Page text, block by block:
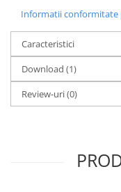
max.1600A
Intreruptoare
Accesorii
Protectii cu fuzibili
Informatii conformitate
Caracteristici
Download (1)
Review-uri(0)